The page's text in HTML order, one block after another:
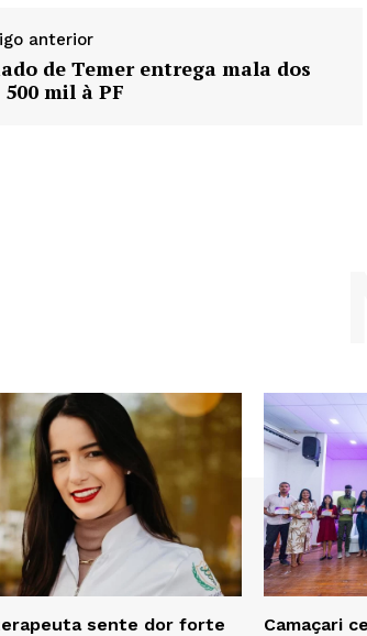
anterior
de Temer entrega mala dos
500 mil à PF
sente dor forte
Camaçari